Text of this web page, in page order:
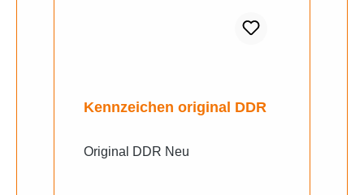
Kennzeichen original DDR
Original DDR Neu